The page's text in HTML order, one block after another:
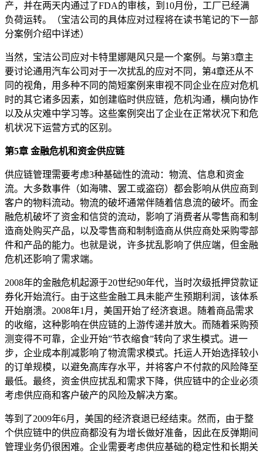
产，并在两天内通过了FDA的审核，到10月份，工厂已经满
负荷运转。（宝洁公司的具体应对过程将在读书笔记的下一部
分案例介绍中详述）
当然，宝洁公司应对卡特里娜飓风只是一个案例。与第3章主
要讨论通用汽车公司对于一次扰乱的应对不同，第4章还从不
同的视角，用多种不同的简短案例来审视不同企业在应对危机
时的其它诸多因素，如创建临时供应链，危机沟通，横向协作
以及从灾难中学习等。这些案例突出了企业在正常状况下和危
机状况下运营方式的区别。
第5章 金融危机和资金供应链
供应链管理需要考虑3种基础性的流动：物流、信息和资金
流。大多数事件（如海啸、罢工或盗窃）都会影响从供应商到
客户的物料流动。物流的破坏通常伴随着信息流的破坏。而金
融危机破坏了资金和信贷的流动，影响了消费者从零售商和制
造商处购买产品，以及零售商和制制造商从供应商处采购零部
件和产品的能力。也就是说，许多扰乱影响了供应端，但金融
危机还影响了需求端。
2008年的金融危机起源于20世纪90年代，当时次级抵押贷款证
券化开始流行。由于这些金融工具未能产生预期利润，该体系
开始崩溃。2008年1月，美国开始了经济衰退。随着商品需求
的收缩，这种影响在供应链的上游传递并放大。而随着采购预
测变得不可靠，企业开始”节衣缩食”转向了求生模式。进一
步，企业成本削减影响了物流需求模式。托运人开始选择较小
的订单规模，以避免高库存水平，并将客户不付款的风险降至
最低。最终，资金供应扰乱和需求下降，供应链中的企业必须
考虑供应商和客户破产的风险及解决方案。
等到了2009年6月，美国的经济衰退已经结束。然而，由于整
个供应链中的供应商都没有为增长做好准备，因此在反弹期间
管理业务仍很困难。企业需要考虑供应基础的稳定性和长期关